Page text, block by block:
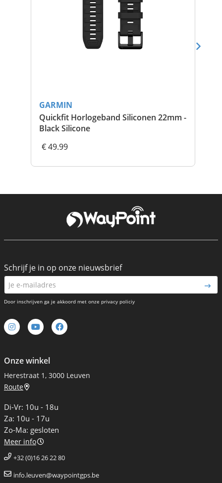
GARMIN
Quickfit Horlogeband Siliconen 22mm -
Black Silicone
€ 49.99
Onze winkel
Herestraat 1, 3000 Leuven
Route
Di-Vr: 10u - 18u
Za: 10u - 17u
Zo-Ma: gesloten
Meer info
+32 (0)16 26 22 80
info.leuven@waypointgps.be
Schrijf je in op onze nieuwsbrief
Door inschrijven ga je akkoord met onze privacy policiy